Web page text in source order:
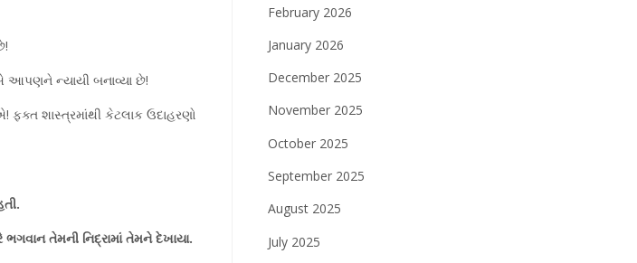
ન્યાયી બનાવ્યા છે!
શાસ્ત્રમાંથી કેટલાક ઉદાહરણો
તેમની નિદ્રામાં તેમને દેખાયા.
February 2026
January 2026
December 2025
November 2025
October 2025
September 2025
August 2025
July 2025